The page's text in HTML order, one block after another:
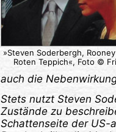
»Steven Soderbergh,
Roten Teppich«, Foto ©
auch die
Stets nutzt Steven
Zustände zu
Schattenseite der US-